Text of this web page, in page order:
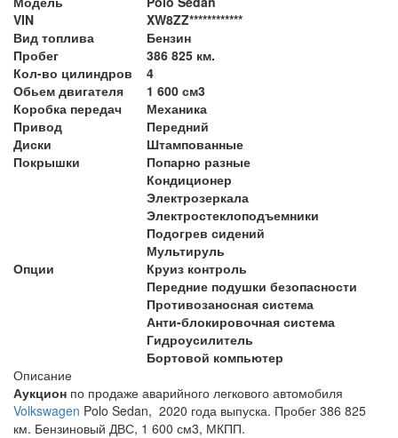
VIN
XW8ZZ************
Вид топлива
Бензин
Пробег
386 825 км.
Кол-во цилиндров
4
Обьем двигателя
1 600 см3
Коробка передач
Механика
Привод
Передний
Диски
Штампованные
Покрышки
Попарно разные
Опции
Кондиционер
Электрозеркала
Электростеклоподъемники
Подогрев сидений
Мультируль
Круиз контроль
Передние подушки безопасности
Противозаносная система
Анти-блокировочная система
Гидроусилитель
Бортовой компьютер
Описание
Аукцион по продаже аварийного легкового автомобиля
Volkswagen Polo Sedan, 2020 года выпуска. Пробег 386 825
км. Бензиновый ДВС, 1 600 см3, МКПП.